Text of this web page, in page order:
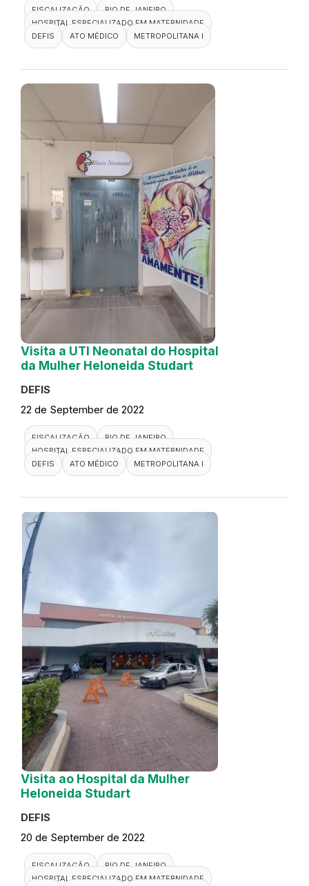
FISCALIZAÇÃO
RIO DE JANEIRO
HOSPITAL ESPECIALIZADO EM MATERNIDADE
DEFIS
ATO MÉDICO METROPOLITANA I
Visita a UTI Neonatal do Hospital
da Mulher Heloneida Studart
DEFIS
22 de September de 2022
FISCALIZAÇÃO
RIO DE JANEIRO
HOSPITAL ESPECIALIZADO EM MATERNIDADE
DEFIS
ATO MÉDICO METROPOLITANA I
Visita ao Hospital da Mulher
Heloneida Studart
DEFIS
20 de September de 2022
FISCALIZAÇÃO
RIO DE JANEIRO
HOSPITAL ESPECIALIZADO EM MATERNIDADE